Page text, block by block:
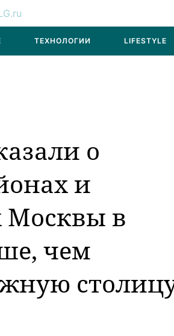
ТЕХНОЛОГИИ LIFESTYLE
о
и
Москвы в
чем